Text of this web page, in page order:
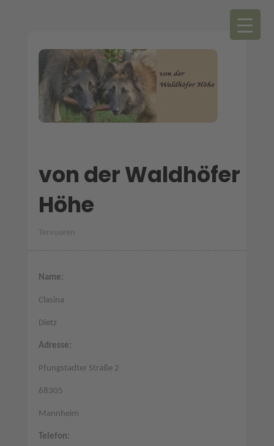
von der Waldhöfer
Höhe
Tervueren
Name:
Clasina
Dietz
Adresse:
Pfungstadter Straße 2
68305
Mannheim
Telefon: